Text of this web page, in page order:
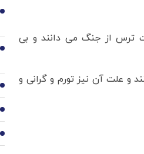
ترس از جنگ می دانند و بی
نمی کنند و علت آن نیز تورم و گرانی و
1
2
3
4
5